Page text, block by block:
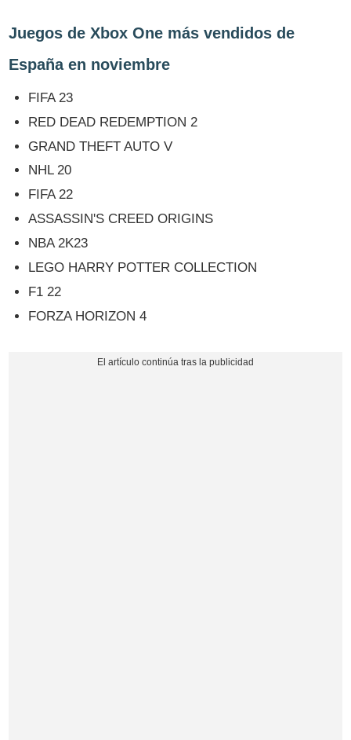
Juegos de Xbox One más vendidos de
España en noviembre
FIFA 23
RED DEAD REDEMPTION 2
GRAND THEFT AUTO V
NHL 20
FIFA 22
ASSASSIN'S CREED ORIGINS
NBA 2K23
LEGO HARRY POTTER COLLECTION
F1 22
FORZA HORIZON 4